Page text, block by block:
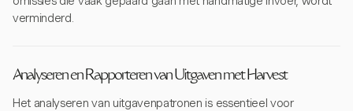
verminderd.
Analyseren en Rapporteren van Uitgaven met Harvest
Het analyseren van uitgavenpatronen is essentieel voor